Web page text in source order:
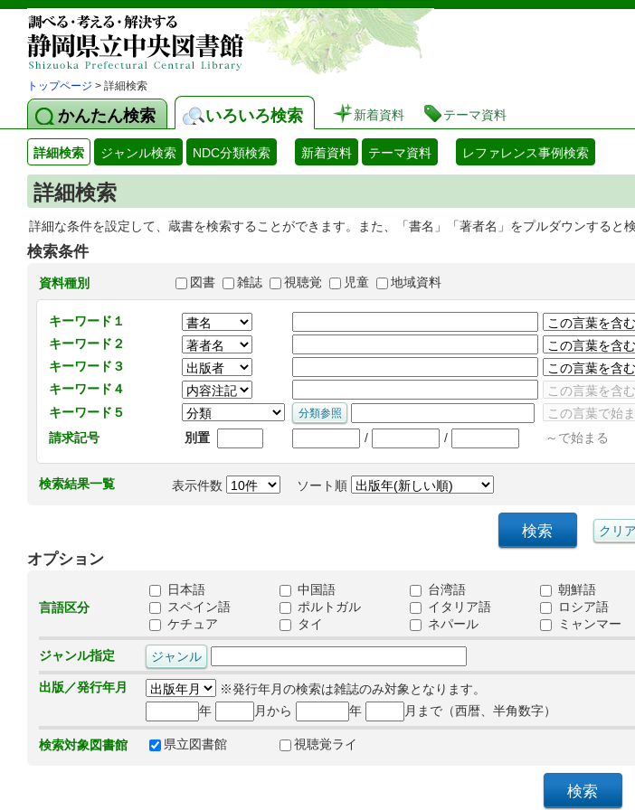
静岡県立図書館 蔵書検索・予約シ
トップページ > 詳細検索
かんたん検索 いろいろ検索 新着資料 テーマ資料
詳細検索 ジャンル検索 NDC分類検索 新着資料 テーマ資料 レファレンス事例検索
詳細検索
詳細な条件を設定して、蔵書を検索することができます。また、「書名」「著者名」をプルダウンすると
検索条件
資料種別 図書 雑誌 視聴覚 児童 地域資料
キーワード１
キーワード２
キーワード３
キーワード４
キーワード５
請求記号
別置 / / ～で始まる
検索結果一覧 表示件数 ソート順
オプション
言語区分
日本語 中国語 台湾語 朝鮮語
スペイン語
ポルトガル イタリア語 ロシア語
ケチュア
タイ ネパール ミャンマー
ジャンル指定
出版／発行年月
※発行年月の検索は雑誌のみ対象となります。
年
月から 年 月まで（西暦、半角数字）
検索対象図書館 県立図書館 視聴覚ライ